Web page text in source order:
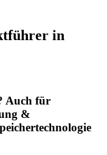
in
Auch für
&